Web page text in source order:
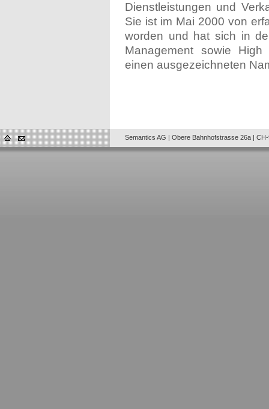
Dienstleistungen und
Sie ist im Mai 2000 von
worden und hat sich in
Management sowie
einen ausgezeichneten
Semantics AG | Obere Bahnhofstrasse 26a |